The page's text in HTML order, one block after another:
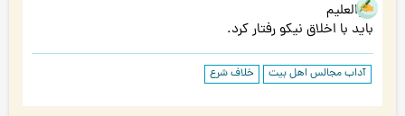
هوالعلیم
باید با اخلاق نیکو رفتار کرد.
آداب مجالس اهل بیت خلاف شرع